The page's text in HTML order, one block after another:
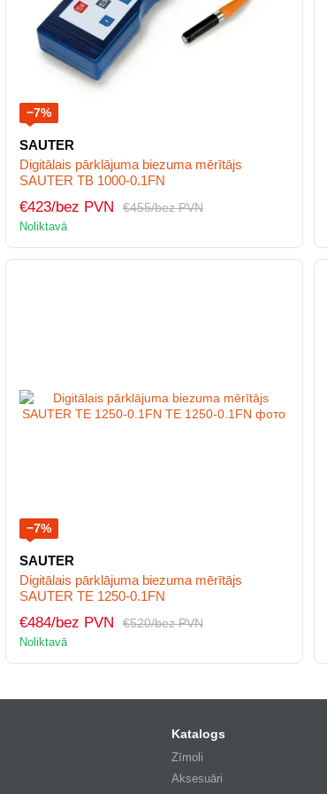
−7%
SAUTER
Digitālais pārklājuma biezuma mērītājs
SAUTER TB 1000-0.1FN
€455/bez PVN
€423/bez PVN
Noliktavā
−7%
SAUTER
Digitālais pārklājuma biezuma mērītājs
SAUTER TE 1250-0.1FN
€520/bez PVN
€484/bez PVN
Noliktavā
Katalogs
Zīmoli
Aksesuāri